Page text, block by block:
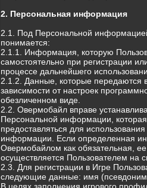
2. Персональная информация
2.1. Под Персональной
понимается:
2.1.1. Информация, которую
самостоятельно при регистрации
процессе дальнейшего
2.1.2. Данные, которые передаются
зависимости от настроек
обезличенном виде.
2.2. Овермобайл вправе
Персональной информации,
предоставляться для
информации. Если определенная
Овермобайлом как обязательная,
осуществляется Пользователем на
2.3. Для регистрации в Игре
следующие данные: имя